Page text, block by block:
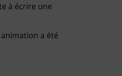
à écrire une
a été